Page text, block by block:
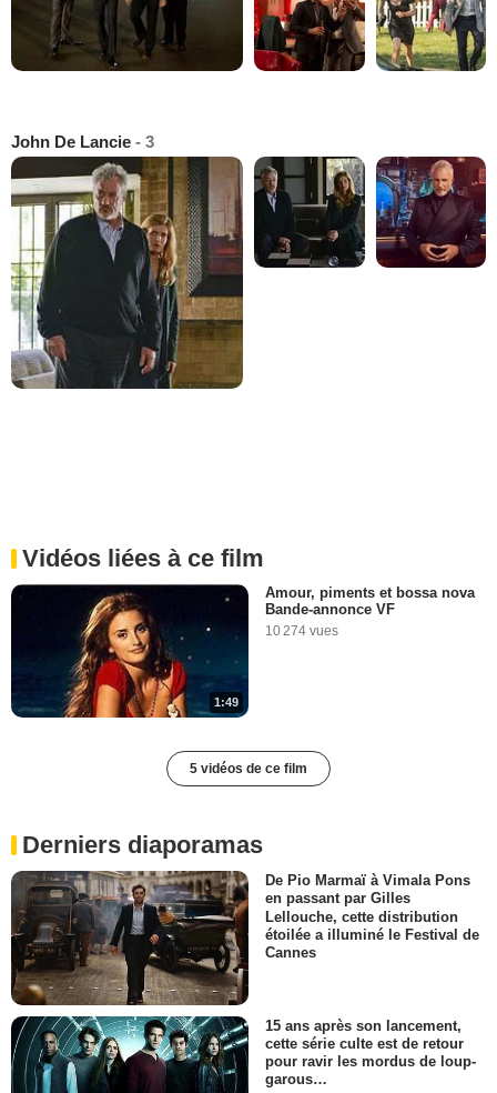
John De Lancie - 3
Vidéos liées à ce film
1:49
Amour, piments et bossa nova
Bande-annonce VF
10 274 vues
5 vidéos de ce film
Derniers diaporamas
De Pio Marmaï à Vimala Pons
en passant par Gilles
Lellouche, cette distribution
étoilée a illuminé le Festival de
Cannes
15 ans après son lancement,
cette série culte est de retour
pour ravir les mordus de loup-
garous…